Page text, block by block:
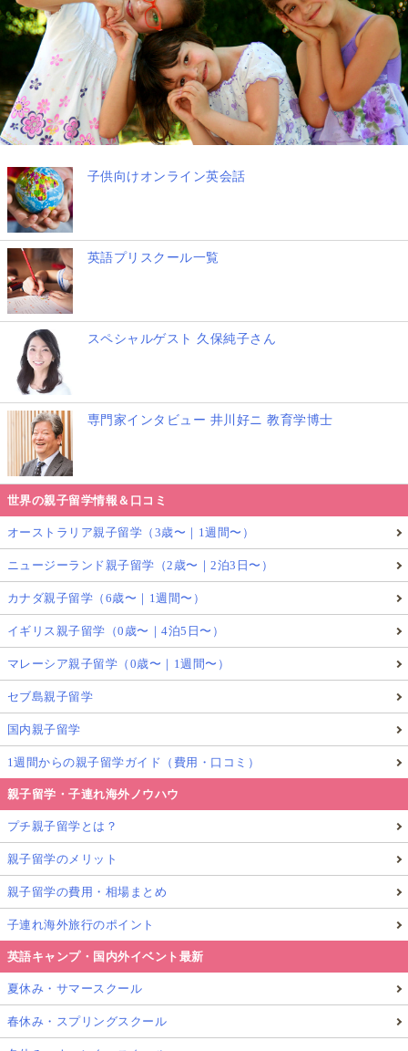
子供向けオンライン英会話
英語プリスクール一覧
スペシャルゲスト 久保純子さん
専門家インタビュー 井川好ニ 教育学博士
世界の親子留学情報＆口コミ
オーストラリア親子留学（3歳〜｜1週間〜）
ニュージーランド親子留学（2歳〜｜2泊3日〜）
カナダ親子留学（6歳〜｜1週間〜）
イギリス親子留学（0歳〜｜4泊5日〜）
マレーシア親子留学（0歳〜｜1週間〜）
セブ島親子留学
国内親子留学
1週間からの親子留学ガイド（費用・口コミ）
親子留学・子連れ海外ノウハウ
プチ親子留学とは？
親子留学のメリット
親子留学の費用・相場まとめ
子連れ海外旅行のポイント
英語キャンプ・国内外イベント最新
夏休み・サマースクール
春休み・スプリングスクール